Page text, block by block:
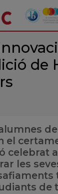
de
de
el
celebrat
les
de